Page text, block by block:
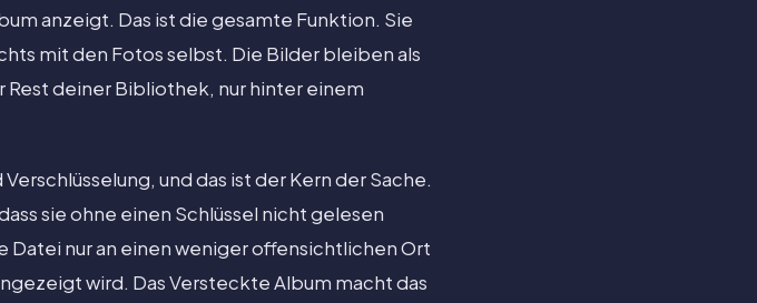
anzeigt. Das ist die gesamte Funktion. Sie
mit den Fotos selbst. Die Bilder bleiben als
deiner Bibliothek, nur hinter einem
und das ist der Kern der Sache.
sie ohne einen Schlüssel nicht gelesen
nur an einen weniger offensichtlichen Ort
wird. Das Versteckte Album macht das